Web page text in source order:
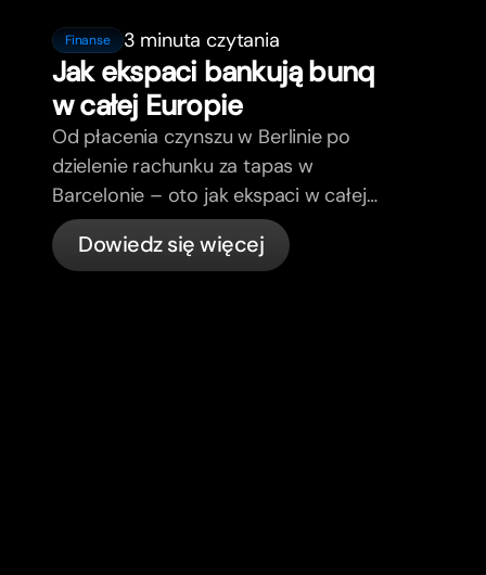
Finanse 3 minuta czytania
Jak ekspaci bankują bunq
w całej Europie
Od płacenia czynszu w Berlinie po
dzielenie rachunku za tapas w
Barcelonie – oto jak ekspaci w całej
Europie zarządzają swoimi finansami z
bunq.Dowiedz się więcej